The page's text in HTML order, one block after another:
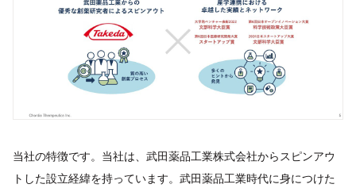
当社の特徴です。当社は、武田薬品工業株式会社からスピンアウ
トした設立経緯を持っています。武田薬品工業時代に身につけた